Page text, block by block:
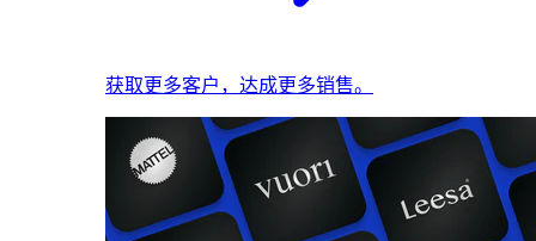
获取更多客户，达成更多销售。